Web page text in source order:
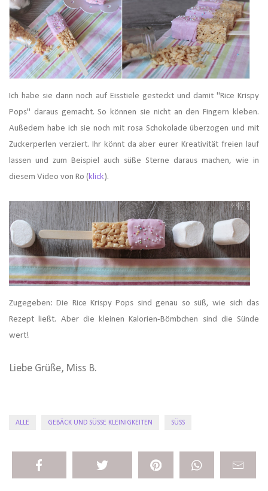
Ich habe sie dann noch auf Eisstiele gesteckt und damit "Rice Krispy
Pops" daraus gemacht. So können sie nicht an den Fingern kleben.
Außedem habe ich sie noch mit rosa Schokolade überzogen und mit
Zuckerperlen verziert. Ihr könnt da aber eurer Kreativität freien lauf
lassen und zum Beispiel auch süße Sterne daraus machen, wie in
diesem Video von Ro (klick).
Zugegeben: Die Rice Krispy Pops sind genau so süß, wie sich das
Rezept ließt. Aber die kleinen Kalorien-Bömbchen sind die Sünde
wert!
Liebe Grüße, Miss B.
ALLE GEBÄCK UND SÜSSE KLEINIGKEITEN SÜSS